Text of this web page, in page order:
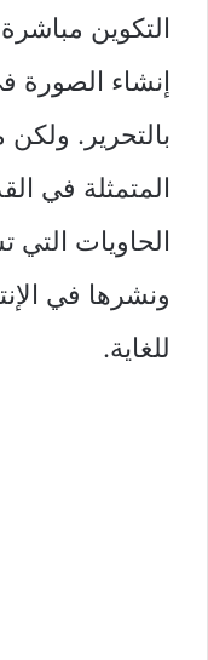
التكوين
إنشاء الصورة
بالتحرير. ولكن
المتمثلة في
الحاويات التي
ونشرها في
للغاية.